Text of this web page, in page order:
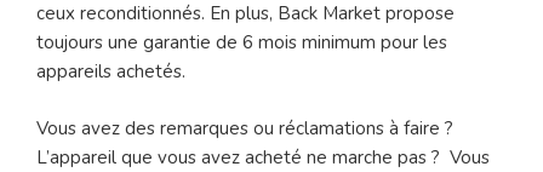
ceux reconditionnés. En plus, Back Market propose
toujours une garantie de 6 mois minimum pour les
appareils achetés.
Vous avez des remarques ou réclamations à faire ?
L’appareil que vous avez acheté ne marche pas ? Vous